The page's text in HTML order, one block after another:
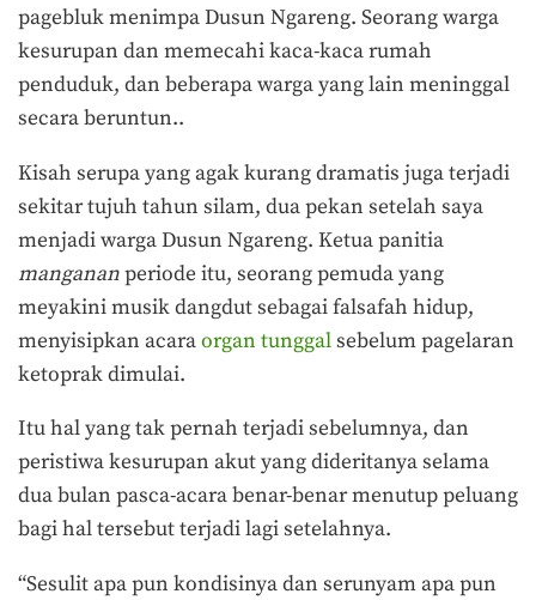
pagebluk menimpa Dusun Ngareng. Seorang warga
kesurupan dan memecahi kaca-kaca rumah
penduduk, dan beberapa warga yang lain meninggal
secara beruntun..
Kisah serupa yang agak kurang dramatis juga terjadi
sekitar tujuh tahun silam, dua pekan setelah saya
menjadi warga Dusun Ngareng. Ketua panitia
mangananperiode itu, seorang pemuda yang
meyakini musik dangdut sebagai falsafah hidup,
menyisipkan acaraorgan tunggalsebelum pagelaran
ketoprak dimulai.
Itu hal yang tak pernah terjadi sebelumnya, dan
peristiwa kesurupan akut yang dideritanya selama
dua bulan pasca-acara benar-benar menutup peluang
bagi hal tersebut terjadi lagi setelahnya.
“Sesulit apa pun kondisinya dan serunyam apa pun